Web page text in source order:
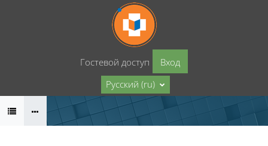
Перейти к основному содержанию
Гостевой доступ
Вход
Русский ‎(ru)‎